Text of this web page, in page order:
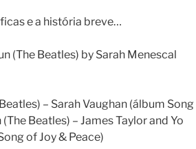
e a história breve…
(The Beatles) by Sarah Menescal
– Sarah Vaughan (álbum Song
Beatles) – James Taylor and Yo
of Joy & Peace)